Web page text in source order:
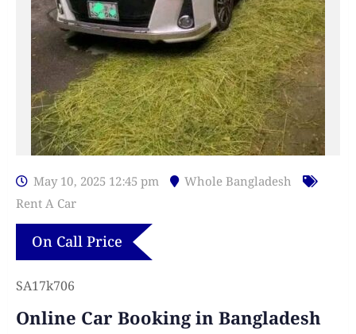
May 10, 2025 12:45 pm
Whole Bangladesh
Rent A Car
On Call Price
SA17k706
Online Car Booking in Bangladesh